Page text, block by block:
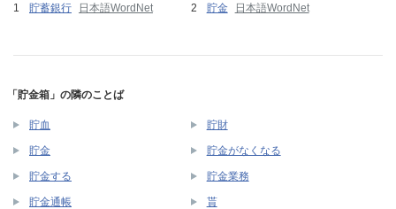
貯蓄銀行 日本語WordNet 貯金 日本語WordNet
「貯金箱」の隣のことば
貯血 貯財
貯金 貯金がなくなる
貯金する 貯金業務
貯金通帳 貰